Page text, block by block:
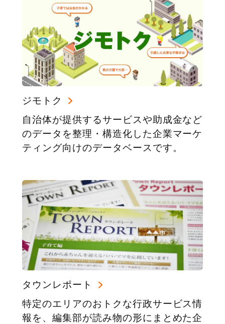
ジモトク
自治体が提供するサービスや助成金など
のデータを整理・構造化した企業マーケ
ティング向けのデータベースです。
タウンレポート
特定のエリアのおトクな行政サービス情
報を、編集部が読み物の形にまとめた企